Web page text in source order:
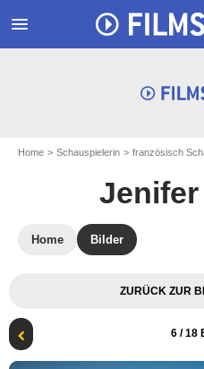
menu
Home Schauspielerin französisch
Home Bilder
ZURÜCK ZUR
6/ 18